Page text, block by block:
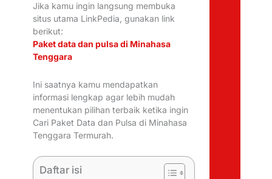
Jika kamu ingin langsung membuka
situs utama LinkPedia, gunakan link
berikut:
Paket data dan pulsa di Minahasa
Tenggara
Ini saatnya kamu mendapatkan
informasi lengkap agar lebih mudah
menentukan pilihan terbaik ketika ingin
Cari Paket Data dan Pulsa di Minahasa
Tenggara Termurah.
Daftar isi